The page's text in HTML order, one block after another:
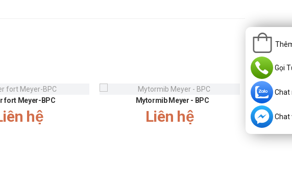
fort Meyer-BPC
hệ
Mytormib Meyer - BPC
Liên hệ
Gọi
Chat
Chat